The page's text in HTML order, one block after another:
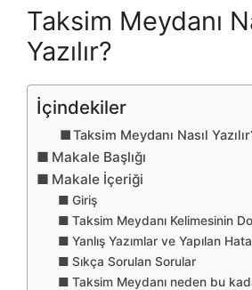
Taksim Meydanı
Yazılır?
İçindekiler
Taksim Meydanı Nasıl
Makale Başlığı
Makale İçeriği
Giriş
Taksim Meydanı Kelimesinin
Yanlış Yazımlar ve Yapılan
Sıkça Sorulan Sorular
Taksim Meydanı neden bu